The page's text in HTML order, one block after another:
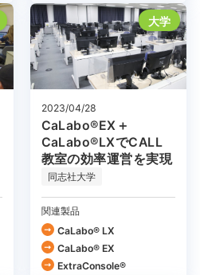
大学
2023/04/28
CaLabo®EX＋
CaLabo®LXでCALL
教室の効率運営を実現
同志社大学
関連製品
CaLabo® LX
CaLabo® EX
ExtraConsole®